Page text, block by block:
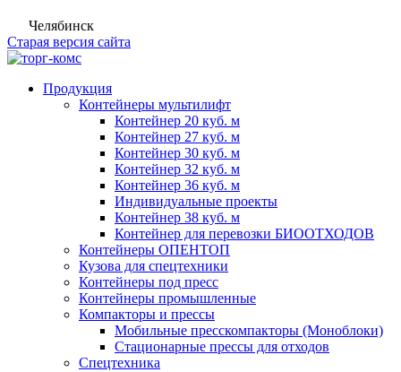
Челябинск
Старая версия сайта
Продукция
Контейнеры мультилифт
Контейнер 20 куб. м
Контейнер 27 куб. м
Контейнер 30 куб. м
Контейнер 32 куб. м
Контейнер 36 куб. м
Индивидуальные проекты
Контейнер 38 куб. м
Контейнер для перевозки БИООТХОДОВ
Контейнеры ОПЕНТОП
Кузова для спецтехники
Контейнеры под пресс
Контейнеры промышленные
Компакторы и прессы
Мобильные пресскомпакторы (Моноблоки)
Стационарные прессы для отходов
Спецтехника